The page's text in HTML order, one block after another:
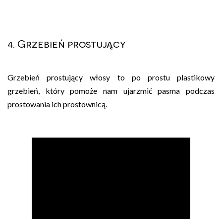
4. Grzebień prostujący
Grzebień prostujący włosy to po prostu plastikowy
grzebień, który pomoże nam ujarzmić pasma podczas
prostowania ich prostownicą.